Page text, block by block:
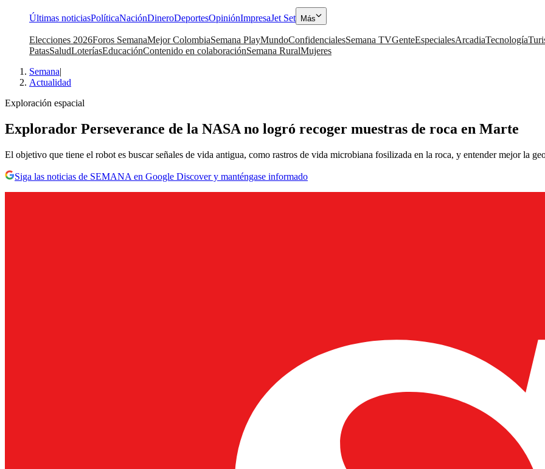
Últimas noticiasPolíticaNaciónDineroDeportesOpiniónImpresaJet Set Más
Elecciones 2026Foros SemanaMejor ColombiaSemana PlayMundoConfidencialesSemana TVGenteEspecialesArcadiaTecnología
PatasSaludLoteríasEducaciónContenido en colaboraciónSemana RuralMujeres
Semana|
Actualidad
Exploración espacial
Explorador Perseverance de la NASA no logró recoger muestras de roca en Marte
El objetivo que tiene el robot es buscar señales de vida antigua, como rastros de vida microbiana fosilizada en la roca, y entender mejor la
Siga las noticias de SEMANA en Google Discover y manténgase informado